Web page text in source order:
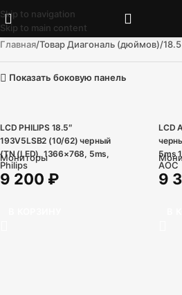
Skip to navigation
Skip to main content
Главная Товар Диагональ (дюймов) 18.5
Показать боковую панель
LCD PHILIPS 18.5″
193V5LSB2 (10/62) черный
{TN (LED), 1366×768, 5ms,
250cd/m2, 1 000:1, (700:1),
90/65, D-Sub}
Мониторы
Philips
9 200 ₽
LCD
5ms
D-Sub}
AOC
9